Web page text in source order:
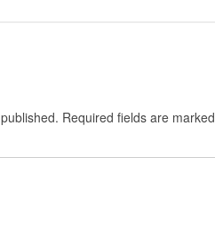
Required fields are marked